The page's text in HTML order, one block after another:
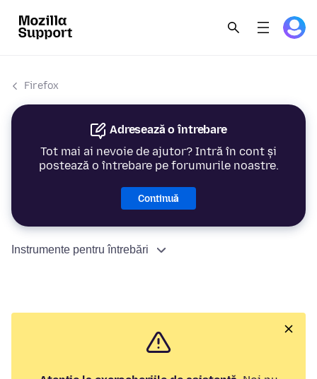
Firefox
Adresează o întrebare
Tot mai ai nevoie de ajutor? Intră în cont și
postează o întrebare pe forumurile noastre.
Continuă
Instrumente pentru întrebări